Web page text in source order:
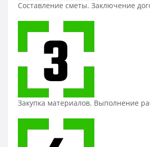
Составление сметы. Заключение
Закупка материалов. Выполнение